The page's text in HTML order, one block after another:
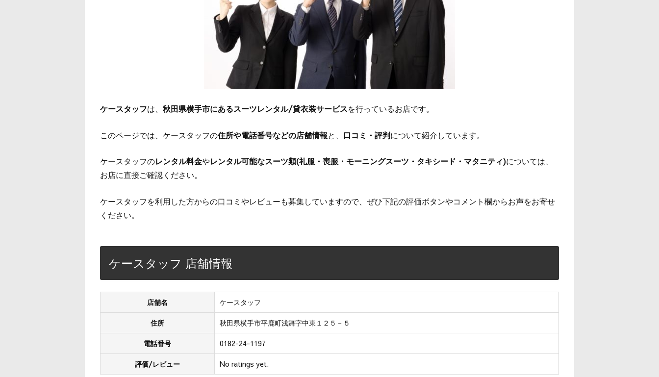
ケースタッフは、 秋田県横手市にあるスーツレンタル/貸衣装サービスを行っているお店です。
このページでは、ケースタッフの住所や電話番号などの店舗情報と、 口コミ・評判について紹介しています。
ケースタッフのレンタル料金やレンタル可能なスーツ類(礼服・喪服・モーニングスーツ・タキシード・マタニティ)については、
お店に直接ご確認ください。
ケースタッフを利用した方からの口コミやレビューも募集していますので、ぜひ下記の評価ボタンやコメント欄からお声をお寄せ
ください。
ケースタッフ 店舗情報
店舗名 ケースタッフ
住所 秋田県横手市平鹿町浅舞字中東１２５－５
電話番号 0182-24-1197
評価/レビュー No ratings yet.